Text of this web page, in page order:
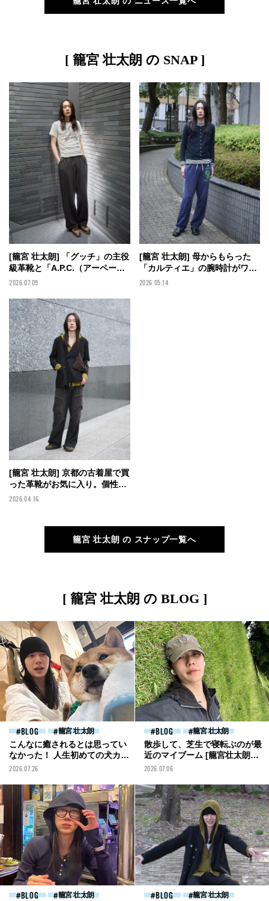
[ 籠宮 壮太朗 の SNAP ]
[籠宮 壮太朗] 「グッチ」の主役
級革靴と「A.P.C.（アーペーセ
ー）」のスラックスでクラシカ
ンノモデルの私服スナップ】
2026.07.09
[籠宮 壮太朗] 母からもらった
「カルティエ」の腕時計がワン
ポイント。「チャンピオン」の
2026.05.14
[籠宮 壮太朗] 京都の古着屋で買
った革靴がお気に入り。個性派
なジャケットをパーカでカジュ
2026.04.16
籠宮 壮太朗 の スナップ一覧へ
[ 籠宮 壮太朗 の BLOG ]
BLOG 籠宮 壮太朗
こんなに癒されるとは思ってい
なかった！ 人生初めての犬カフ
ェへ。[籠宮壮太朗ブログ]
2026.07.26
BLOG 籠宮 壮太朗
散歩して、芝生で寝転ぶのが最
近のマイブーム [籠宮壮太朗ブ
ログ]
2026.07.06
BLOG 籠宮 壮太朗 BLOG 籠宮 壮太朗